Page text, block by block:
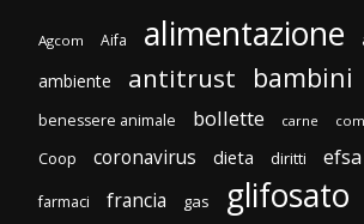
Agcom Aifa alimentazione
ambiente antitrust bambini
benessere animale bollette carne
Coop coronavirus dieta diritti efsa
farmaci francia gas glifosato